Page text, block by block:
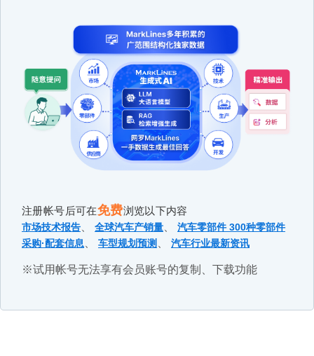
注册帐号后可在免费浏览以下内容
市场技术报告 全球汽车产销量
汽车零部件 300种零部件
采购·配套信息
车型规划预测 汽车行业最新资讯
※试用帐号无法享有会员账号的复制、下载功能